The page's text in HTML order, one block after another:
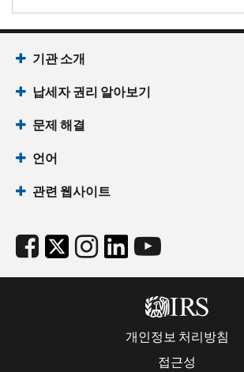
기관 소개
납세자 권리 알아보기
문제 해결
언어
관련 웹사이트
개인정보 처리방침
접근성